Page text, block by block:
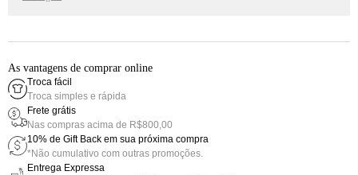
As vantagens de comprar online
Troca fácil
Troca simples e rápida
Frete grátis
Nas compras acima de R$800,00
10% de Gift Back em sua próxima compra
*Não cumulativo com outras promoções.
Entrega Expressa